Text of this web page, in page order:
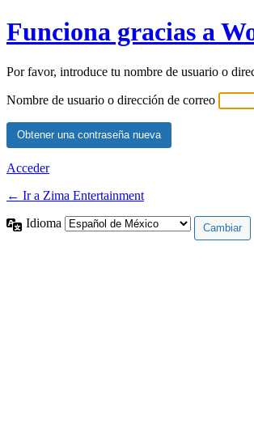
Funciona gracias a
Por favor, introduce tu nombre de usuario o
Nombre de usuario o dirección de correo
Acceder
← Ir a Zima Entertainment
Idioma